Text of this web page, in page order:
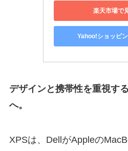
楽天市場で
Yahoo!ショッピ
デザインと携帯性を重視す
へ。
XPSは、DellがAppleの